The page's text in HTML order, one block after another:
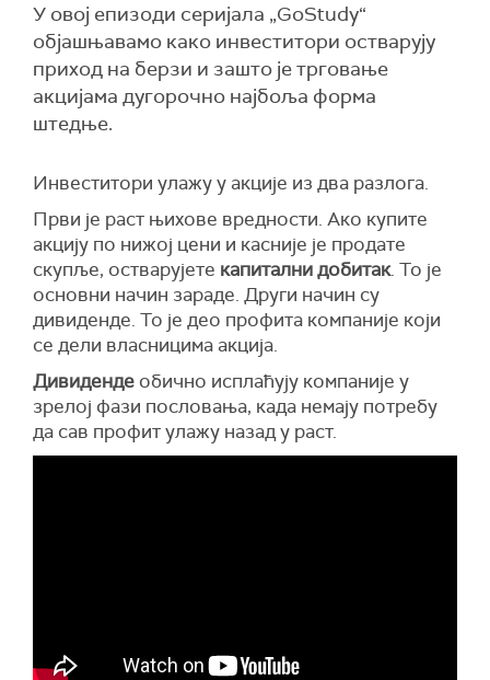
У овој епизоди серијала „GoStudy“
објашњавамо како инвеститори остварују
приход на берзи и зашто је трговање
акцијама дугорочно најбоља форма
штедње.
Инвеститори улажу у акције из два разлога.
Први је раст њихове вредности. Ако купите
акцију по нижој цени и касније је продате
скупље, остварујете капитални добитак. То је
основни начин зараде. Други начин су
дивиденде. То је део профита компаније који
се дели власницима акција.
Дивиденде обично исплаћују компаније у
зрелој фази пословања, када немају потребу
да сав профит улажу назад у раст.